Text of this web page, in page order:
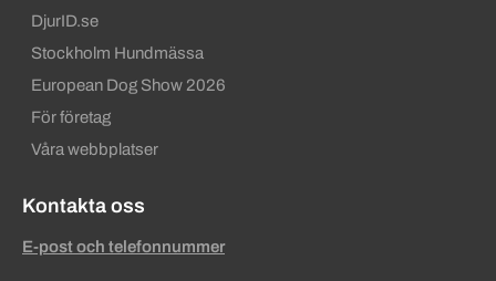
DjurID.se
Stockholm Hundmässa
European Dog Show 2026
För företag
Våra webbplatser
Kontakta oss
E-post och telefonnummer